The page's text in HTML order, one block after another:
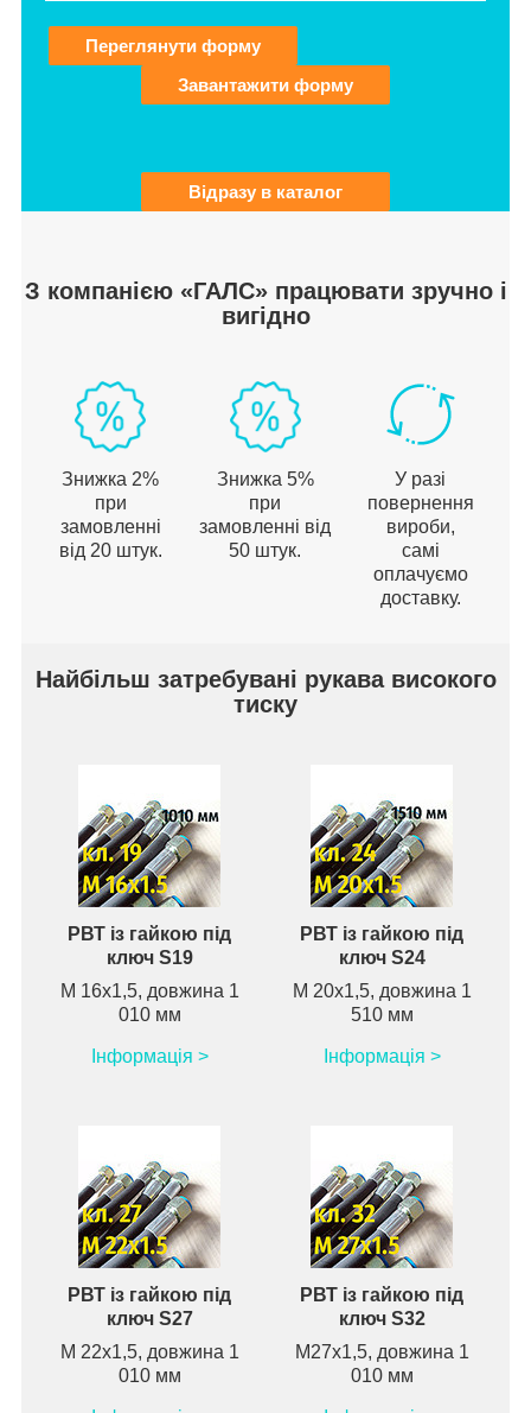
Переглянути форму
Завантажити форму
Відразу в каталог
З компанією «ГАЛС» працювати зручно і
вигідно
Знижка 2%
при
замовленні
від 20 штук.
Знижка 5%
при
замовленні від
50 штук.
У разі
повернення
вироби,
самі
оплачуємо
доставку.
Найбільш затребувані рукава високого
тиску
РВТ із гайкою під
ключ S19
М 16х1,5, довжина 1
010 мм
Інформація >
РВТ із гайкою під
ключ S24
М 20х1,5, довжина 1
510 мм
Інформація >
РВТ із гайкою під
ключ S27
М 22х1,5, довжина 1
010 мм
РВТ із гайкою під
ключ S32
М27х1,5, довжина 1
010 мм